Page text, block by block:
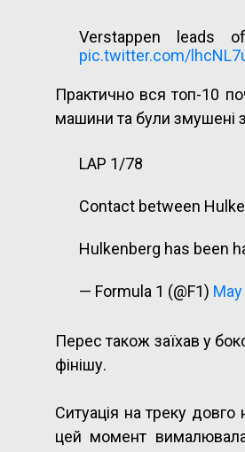
Verstappen
pic.twitter.com/
— Formula 1 (@F1)
Практично вся топ-10
машини та були змушені
LAP 1/78
Contact between
Hulkenberg has been
— Formula 1 (@F1)
Перес також заїхав у
фінішу.
Ситуація на треку
цей момент